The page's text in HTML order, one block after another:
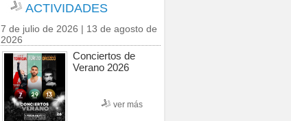
ACTIVIDADES
7 de julio de 2026 | 13 de agosto de
2026
Conciertos de
Verano 2026
ver más